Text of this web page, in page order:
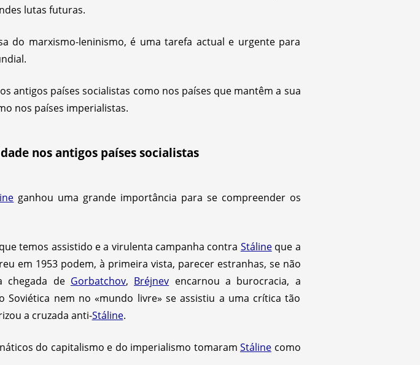
lutas futuras.
do marxismo-leninismo, é uma tarefa actual e urgente para
antigos países socialistas como nos países que mantêm a sua
nos países imperialistas.
nos antigos países socialistas
ganhou uma grande importância para se compreender os
temos assistido e a virulenta campanha contra Stálineque a
em 1953 podem, à primeira vista, parecer estranhas, se não
chegada de Gorbatchov, Bréjnev encarnou a burocracia, a
nem no «mundo livre» se assistiu a uma crítica tão
a cruzada anti-Stáline.
do capitalismo e do imperialismo tomaram Stáline como